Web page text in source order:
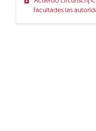
facultades las